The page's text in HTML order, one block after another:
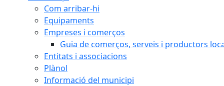
Com arribar-hi
Equipaments
Empreses i comerços
Guia de comerços, serveis i productors
Entitats i associacions
Plànol
Informació del municipi